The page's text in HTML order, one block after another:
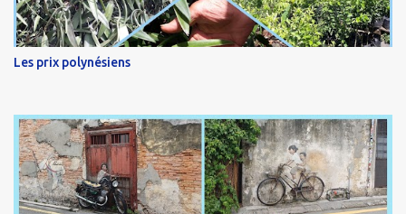
Les prix polynésiens